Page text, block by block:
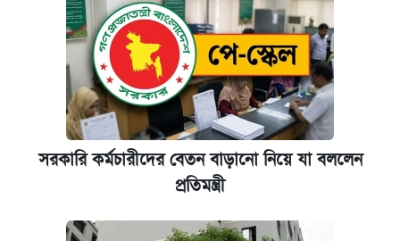
সরকারি কর্মচারীদের বেতন বাড়ানো নিয়ে যা বললেন
প্রতিমন্ত্রী